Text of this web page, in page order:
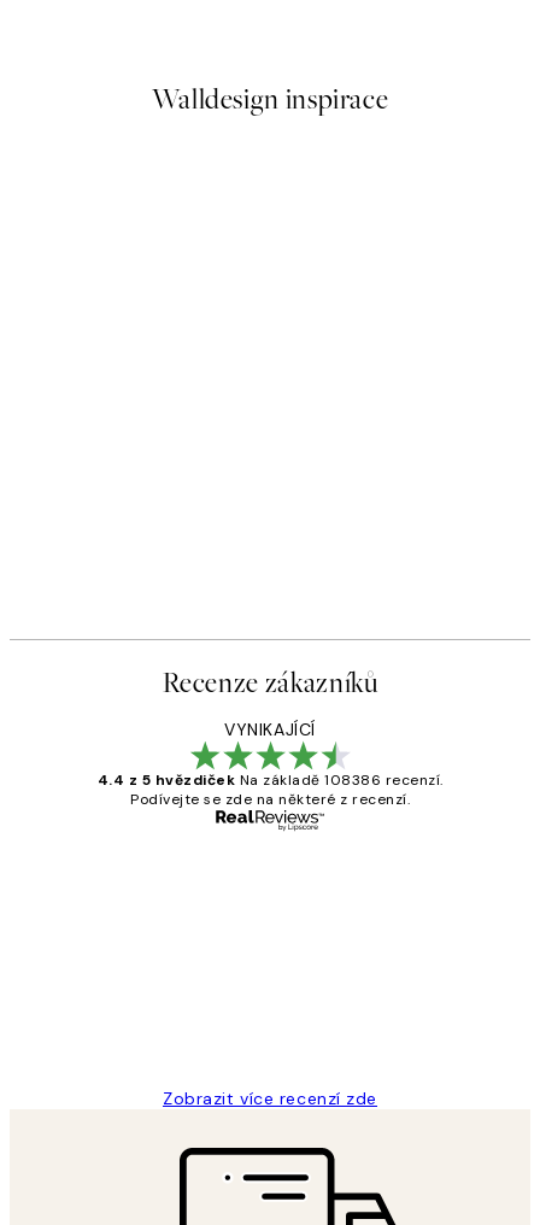
Walldesign inspirace
Recenze zákazníků
VYNIKAJÍCÍ
4.4 z 5 hvězdiček Na základě 108386 recenzí.
Podívejte se zde na některé z recenzí.
Zobrazit více recenzí zde